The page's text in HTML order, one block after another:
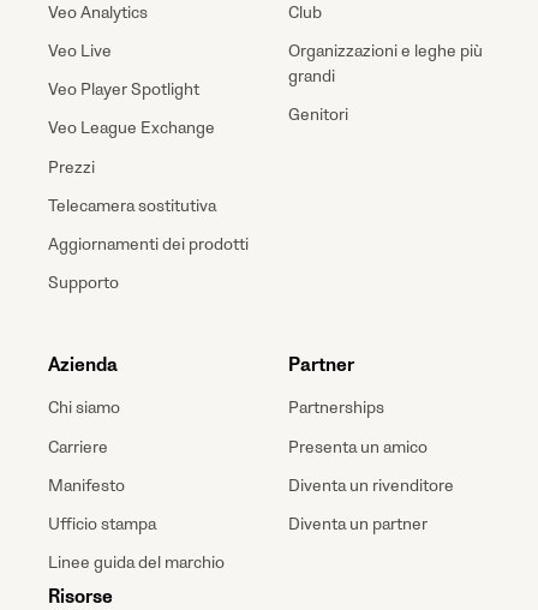
Veo Analytics
Veo Live
Veo Player Spotlight
Veo League Exchange
Prezzi
Telecamera sostitutiva
Aggiornamenti dei prodotti
Supporto
Club
Organizzazioni e leghe più
grandi
Genitori
Azienda
Chi siamo
Carriere
Manifesto
Ufficio stampa
Linee guida del marchio
Risorse
Partner
Partnerships
Presenta un amico
Diventa un rivenditore
Diventa un partner